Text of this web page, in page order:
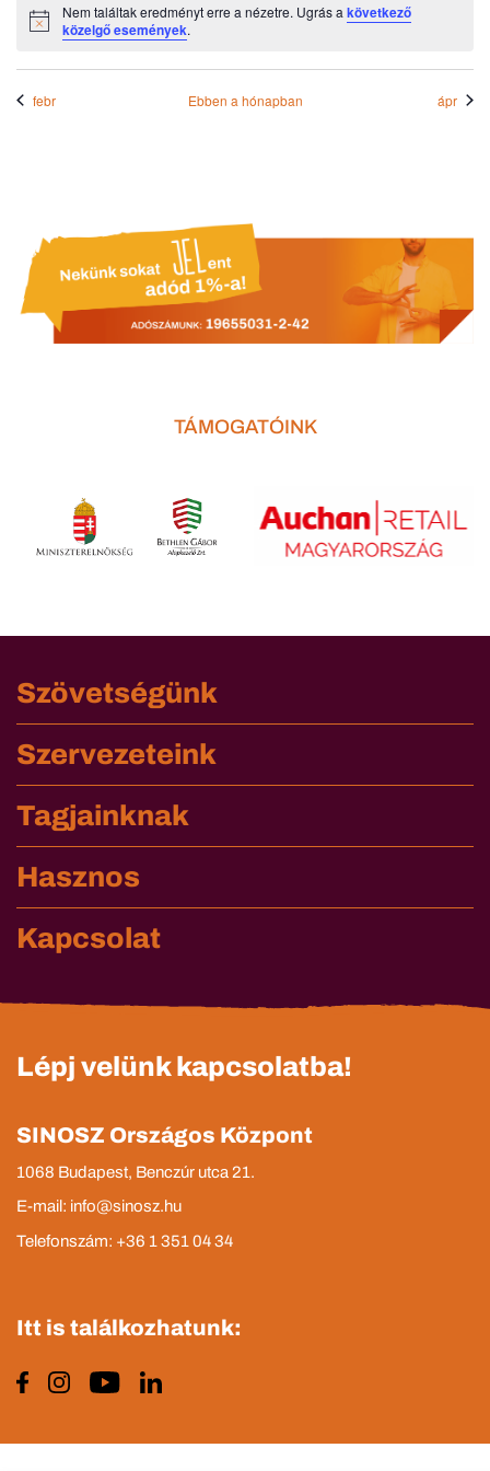
Notice
Nem találtak eredményt erre a nézetre. Ugrás akövetkező
közelgő események.
febr Ebben a hónapban ápr
TÁMOGATÓINK
Szövetségünk
Szervezeteink
Tagjainknak
Hasznos
Kapcsolat
Lépj velünk kapcsolatba!
SINOSZ Országos Központ
1068 Budapest, Benczúr utca 21.
E-mail: info@sinosz.hu
Telefonszám: +36 1 351 04 34
Itt is találkozhatunk: